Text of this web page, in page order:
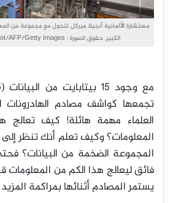
مستشارة الألمانية أنجيلا ميركل تتجول مع مجموعة من
الكبير. حقوق الصورة : Jean-Pierre Clatot/AFP/Getty Images
تجمعها كواشف مصادم الهادرونات
العلماء مهمة هائلة! كيف تعالج
المعلومات؟ وكيف تعلم أنك تنظر
المجموعة الضخمة من البيانات؟
فائق ليعالج هذا الكم من المعلومات
يستمر المصادم أثنائها بمراكمة